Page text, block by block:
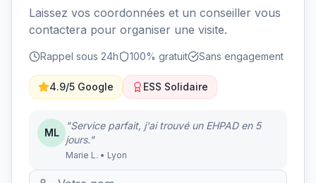
Laissez vos coordonnées et un conseiller vous
contactera pour organiser une visite.
Rappel sous 24h 100% gratuit Sans engagement
4.9/5 Google ESS Solidaire
ML
"Service parfait, j'ai trouvé un EHPAD en 5
jours."
Marie L. • Lyon